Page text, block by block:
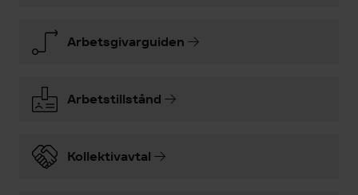
Arbetsgivarguiden
Arbetstillstånd
Kollektivavtal